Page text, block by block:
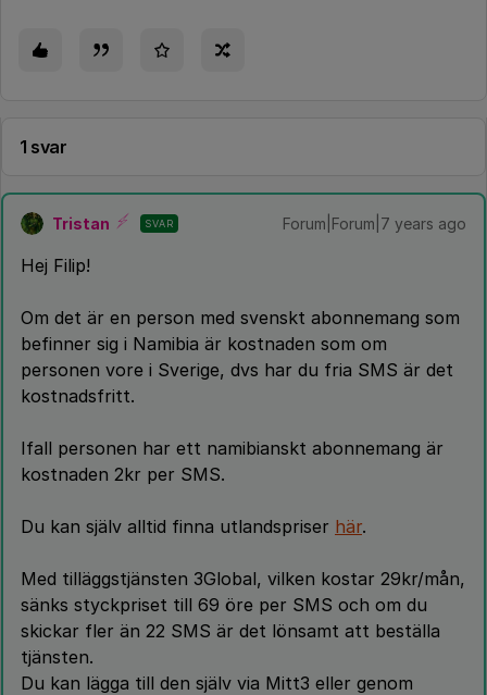
1 svar
Tristan SVAR Forum|Forum|7 years ago
Hej Filip!
Om det är en person med svenskt abonnemang som
befinner sig i Namibia är kostnaden som om
personen vore i Sverige, dvs har du fria SMS är det
kostnadsfritt.
Ifall personen har ett namibianskt abonnemang är
kostnaden 2kr per SMS.
Du kan själv alltid finna utlandspriser här.
Med tilläggstjänsten 3Global, vilken kostar 29kr/mån,
sänks styckpriset till 69 öre per SMS och om du
skickar fler än 22 SMS är det lönsamt att beställa
tjänsten.
Du kan lägga till den själv via Mitt3 eller genom